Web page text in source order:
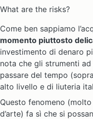
What are the risks?
Come ben sappiamo
momento piuttosto
investimento di denaro
nota che gli strumenti
passare del tempo
alto livello e di liuteria
Questo fenomeno
d’arte) fa sì che si